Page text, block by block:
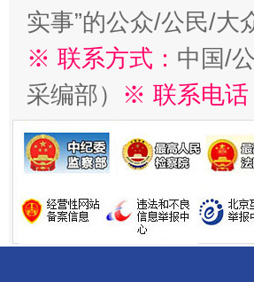
实事”的公众/公民/大
※ 联系方式： 中国/
采编部） ※ 联系电话